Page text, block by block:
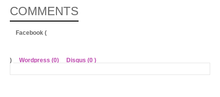
COMMENTS
Facebook (
) Wordpress (0) Disqus (0 )